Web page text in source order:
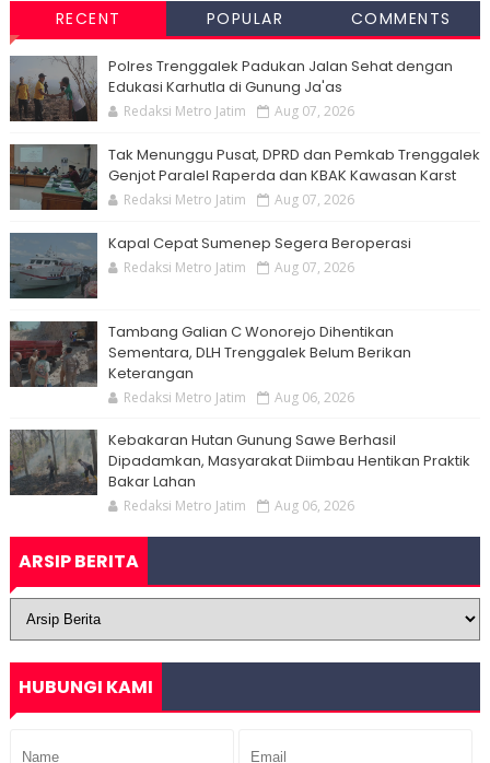
RECENT POPULAR COMMENTS
Polres Trenggalek Padukan Jalan Sehat dengan
Edukasi Karhutla di Gunung Ja'as
Redaksi Metro Jatim Aug 07, 2026
Tak Menunggu Pusat, DPRD dan Pemkab Trenggalek
Genjot Paralel Raperda dan KBAK Kawasan Karst
Redaksi Metro Jatim Aug 07, 2026
Kapal Cepat Sumenep Segera Beroperasi
Redaksi Metro Jatim Aug 07, 2026
Tambang Galian C Wonorejo Dihentikan
Sementara, DLH Trenggalek Belum Berikan
Keterangan
Redaksi Metro Jatim Aug 06, 2026
Kebakaran Hutan Gunung Sawe Berhasil
Dipadamkan, Masyarakat Diimbau Hentikan Praktik
Bakar Lahan
Redaksi Metro Jatim Aug 06, 2026
ARSIP BERITA
HUBUNGI KAMI